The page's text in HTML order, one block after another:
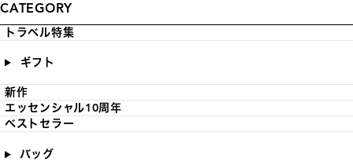
CATEGORY
トラベル特集
ギフト
新作
エッセンシャル10周年
ベストセラー
バッグ